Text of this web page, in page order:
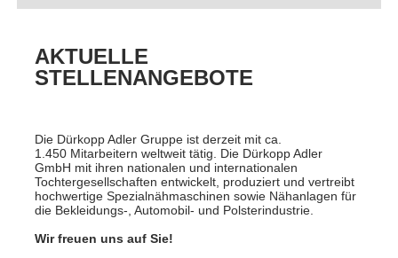
AKTUELLE
STELLENANGEBOTE
Die Dürkopp Adler Gruppe ist derzeit mit ca.
1.450 Mitarbeitern weltweit tätig. Die Dürkopp Adler
GmbH mit ihren nationalen und internationalen
Tochtergesellschaften entwickelt, produziert und vertreibt
hochwertige Spezialnähmaschinen sowie Nähanlagen für
die Bekleidungs-, Automobil- und Polsterindustrie.
Wir freuen uns auf Sie!